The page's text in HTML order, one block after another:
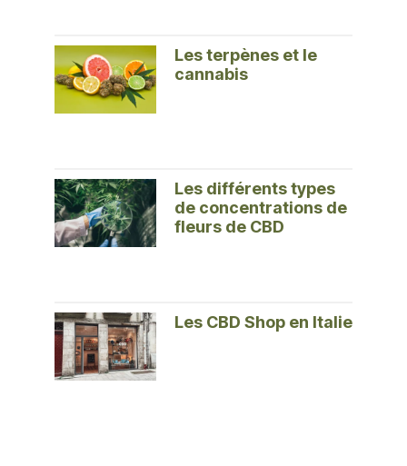
Les terpènes et le
cannabis
Les différents types
de concentrations de
fleurs de CBD
Les CBD Shop en Italie